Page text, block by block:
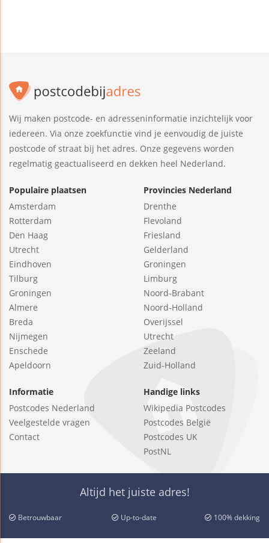
Wij maken postcode- en adresseninformatie inzichtelijk voor
iedereen. Via onze zoekfunctie vind je eenvoudig de juiste
postcode of straat bij het adres. Onze gegevens worden
regelmatig geactualiseerd en dekken heel Nederland.
Populaire plaatsen
Amsterdam
Rotterdam
Den Haag
Utrecht
Eindhoven
Tilburg
Groningen
Almere
Breda
Nijmegen
Enschede
Apeldoorn
Provincies Nederland
Drenthe
Flevoland
Friesland
Gelderland
Groningen
Limburg
Noord-Brabant
Noord-Holland
Overijssel
Utrecht
Zeeland
Zuid-Holland
Informatie
Postcodes Nederland
Veelgestelde vragen
Contact
Handige links
Wikipedia Postcodes
Postcodes België
Postcodes UK
PostNL
Altijd het juiste adres!
Betrouwbaar Up-to-date 100% dekking